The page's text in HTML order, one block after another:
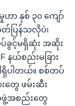
ာ နှစ် ၃၀ ကျော်
ပြန်သလိုပဲ၊
ပ်ခွင့်မရှိဆုံး အဆိုး
ယ်စည်းမခြား
ရှိပါတယ်။ စစ်တပ်
တွေ ဖမ်းဆီး
ဖွဲ့အစည်းတွေ